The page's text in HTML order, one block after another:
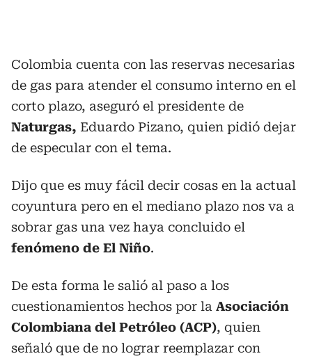
Colombia cuenta con las reservas necesarias
de gas para atender el consumo interno en el
corto plazo, aseguró el presidente de
Naturgas, Eduardo Pizano, quien pidió dejar
de especular con el tema.
Dijo que es muy fácil decir cosas en la actual
coyuntura pero en el mediano plazo nos va a
sobrar gas una vez haya concluido el
fenómeno de El Niño.
De esta forma le salió al paso a los
cuestionamientos hechos por la Asociación
Colombiana del Petróleo (ACP), quien
señaló que de no lograr reemplazar con